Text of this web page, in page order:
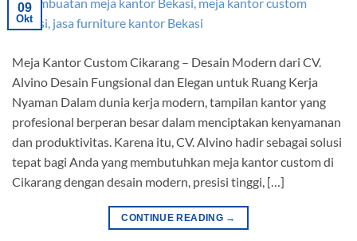
09
Okt
Meja Kantor Custom Cikarang – Desain Modern dari CV.
Alvino Desain Fungsional dan Elegan untuk Ruang Kerja
Nyaman Dalam dunia kerja modern, tampilan kantor yang
profesional berperan besar dalam menciptakan kenyamanan
dan produktivitas. Karena itu, CV. Alvino hadir sebagai solusi
tepat bagi Anda yang membutuhkan meja kantor custom di
Cikarang dengan desain modern, presisi tinggi, […]
CONTINUE READING →